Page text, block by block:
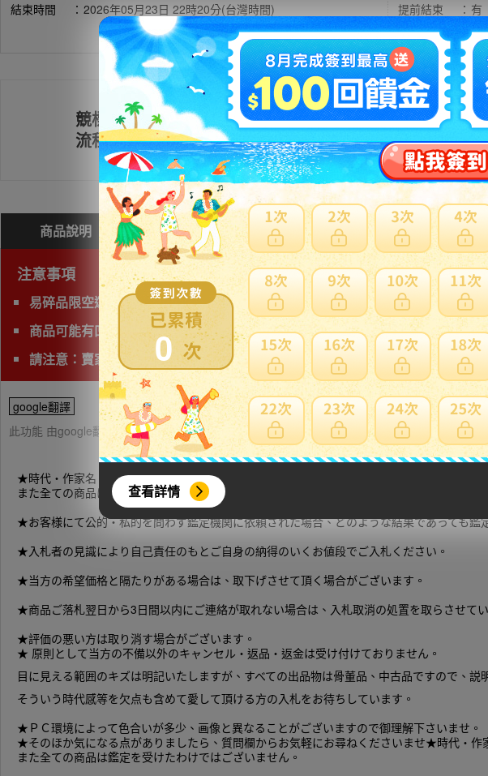
0
查看詳情
結束時間
： 2026年05月23日 22時20分(台灣時間)
提前結束
： 有
可否退貨
：否
競標
流程
註冊會員 出
商品說明 問與答(0) 費用試算 問題商品反映
注意事項
易碎品限空運，非易碎品可使用海運。
商品可能有凹損、塌陷，請下標前詢問清楚且注意。
請注意：賣家評價低於50或綜合評價低於98%都無法提供商品未到貨理賠，請選
google翻譯
此功能 由google翻譯提供參考，樂淘不保證翻譯內容之正確性，詳細問題說明請使用商品問與答
★時代・作家名・状態・材質等は主観に基づき確定するものではありません。
また全ての商品は鑑定を受けたわけではございません。
★お客様にて公的・私的を問わず鑑定機関に依頼された場合、どのような結果であっても
★入札者の見識により自己責任のもとご自身の納得のいくお値段でご入札ください。
★当方の希望価格と隔たりがある場合は、取下げさせて頂く場合がございます。
★商品ご落札翌日から3日間以内にご連絡が取れない場合は、入札取消の処置を取らさせて
★評価の悪い方は取り消す場合がございます。
★ 原則として当方の不備以外のキャンセル・返品・返金は受け付けておりません。
目に見える範囲のキズは明記いたしますが、すべての出品物は骨董品、中古品ですので、説
そういう時代感等を欠点も含めて愛して頂ける方の入札をお待ちしています。
★ＰＣ環境によって色合いが多少、画像と異なることがございますので御理解下さいませ。
★そのほか気になる点がありましたら、質問欄からお気軽にお尋ねくださいませ★時代・作
また全ての商品は鑑定を受けたわけではございません。